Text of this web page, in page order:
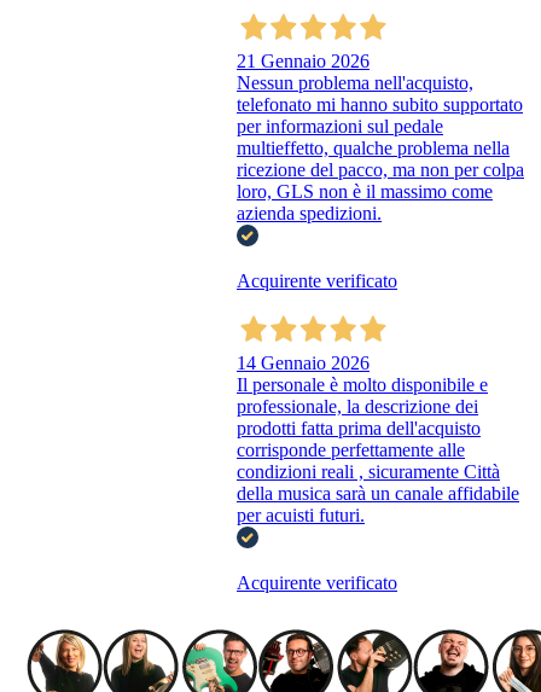
21 Gennaio 2026
Nessun problema nell'acquisto,
telefonato mi hanno subito supportato
per informazioni sul pedale
multieffetto, qualche problema nella
ricezione del pacco, ma non per colpa
loro, GLS non è il massimo come
azienda spedizioni.
Acquirente verificato
14 Gennaio 2026
Il personale è molto disponibile e
professionale, la descrizione dei
prodotti fatta prima dell'acquisto
corrisponde perfettamente alle
condizioni reali , sicuramente Città
della musica sarà un canale affidabile
per acuisti futuri.
Acquirente verificato